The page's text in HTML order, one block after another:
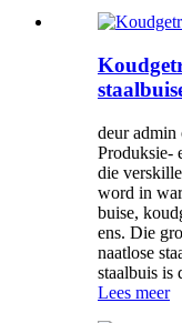
deur admin
Produksie-
die
word in
buise,
ens. Die
naatlose
staalbuis is
Lees meer